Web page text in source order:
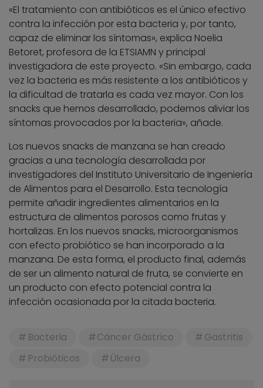
«El tratamiento con antibióticos es el único efectivo
contra la infección por esta bacteria y, por tanto,
capaz de eliminar los síntomas», explica Noelia
Betoret, profesora de la ETSIAMN y principal
investigadora de este proyecto. «Sin embargo, cada
vez la bacteria es más resistente a los antibióticos y
la dificultad de tratarla es cada vez mayor. Con los
snacks que hemos desarrollado, podemos aliviar los
síntomas provocados por la bacteria», añade.
Los nuevos snacks de manzana se han creado
gracias a una tecnología desarrollada por
investigadores del Instituto Universitario de Ingeniería
de Alimentos para el Desarrollo. Esta tecnología
permite añadir ingredientes alimentarios en la
estructura de alimentos porosos como frutas y
hortalizas. En los nuevos snacks, microorganismos
con efecto probiótico se han incorporado a la
manzana. De esta forma, el producto final, además
de ser un alimento natural de fruta, se convierte en
un producto con efecto potencial contra la
infección ocasionada por la citada bacteria.
Bacteria Cáncer Gástrico
Gastritis
Probióticos
Úlcera